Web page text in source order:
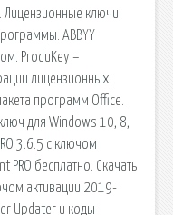
Лицензионные ключи
ABBYY
ProduKey –
лицензионных
программ Office.
для Windows 10, 8,
3.6.5 с ключом
PRO бесплатно. Скачать
активации 2019-
Updater и коды